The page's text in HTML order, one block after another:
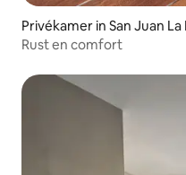
Privékamer in San Juan La
Rust en comfort